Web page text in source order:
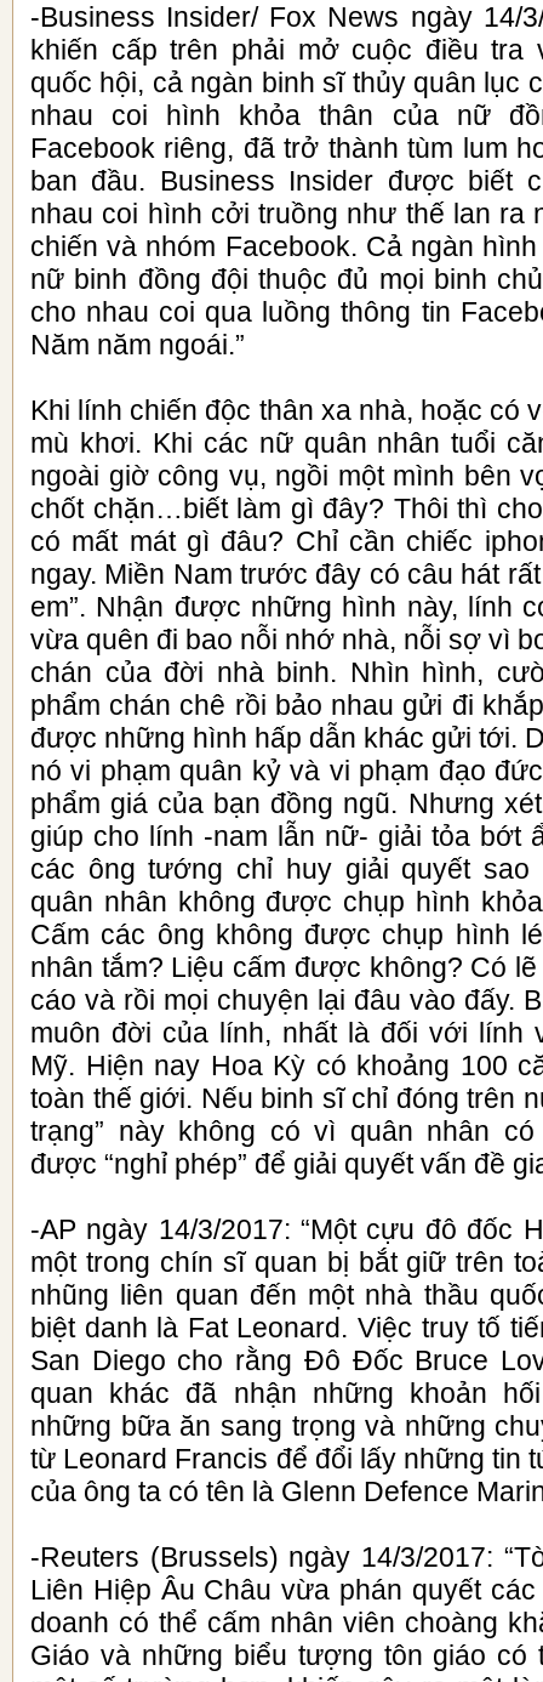
-Business Insider/ Fox News ngày 14/
khiến cấp trên phải mở cuộc điều tra
quốc hội, cả ngàn binh sĩ thủy quân lục
nhau coi hình khỏa thân của nữ
Facebook riêng, đã trở thành tùm lum
ban đầu. Business Insider được biết
nhau coi hình cởi truồng như thế lan ra
chiến và nhóm Facebook. Cả ngàn
nữ binh đồng đội thuộc đủ mọi binh
cho nhau coi qua luồng thông tin
Năm năm ngoái.”
Khi lính chiến độc thân xa nhà, hoặc có
mù khơi. Khi các nữ quân nhân tuổi
ngoài giờ công vụ, ngồi một mình bên
chốt chặn…biết làm gì đây? Thôi thì
có mất mát gì đâu? Chỉ cần chiếc
ngay. Miền Nam trước đây có câu hát
em”. Nhận được những hình này, lính
vừa quên đi bao nỗi nhớ nhà, nỗi sợ vì
chán của đời nhà binh. Nhìn hình,
phẩm chán chê rồi bảo nhau gửi đi
được những hình hấp dẫn khác gửi tới.
nó vi phạm quân kỷ và vi phạm đạo
phẩm giá của bạn đồng ngũ. Nhưng
giúp cho lính -nam lẫn nữ- giải tỏa bớt
các ông tướng chỉ huy giải quyết
quân nhân không được chụp hình
Cấm các ông không được chụp hình
nhân tắm? Liệu cấm được không? Có
cáo và rồi mọi chuyện lại đâu vào đấy.
muôn đời của lính, nhất là đối với lính
Mỹ. Hiện nay Hoa Kỳ có khoảng 100
toàn thế giới. Nếu binh sĩ chỉ đóng trên
trạng” này không có vì quân nhân
được “nghỉ phép” để giải quyết vấn đề
-AP ngày 14/3/2017: “Một cựu đô đốc
một trong chín sĩ quan bị bắt giữ trên
nhũng liên quan đến một nhà thầu
biệt danh là Fat Leonard. Việc truy tố
San Diego cho rằng Đô Đốc Bruce
quan khác đã nhận những khoản
những bữa ăn sang trọng và những
từ Leonard Francis để đổi lấy những tin
của ông ta có tên là Glenn Defence
-Reuters (Brussels) ngày 14/3/2017:
Liên Hiệp Âu Châu vừa phán quyết
doanh có thể cấm nhân viên choàng
Giáo và những biểu tượng tôn giáo có